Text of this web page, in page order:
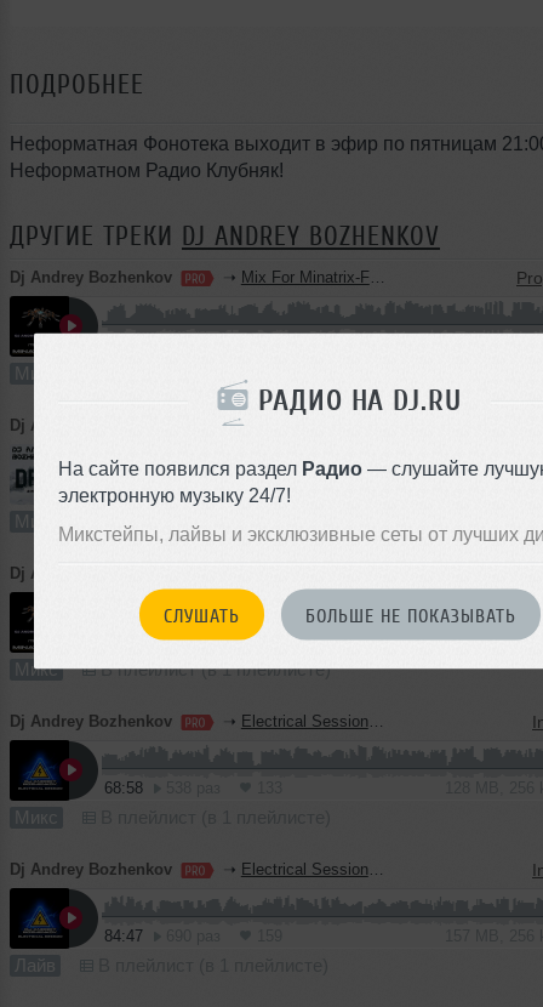
РАДИО НА DJ.RU
На сайте появился раздел Радио — слушайте
электронную музыку 24/7!
Микстейпы, лайвы и эксклюзивные сеты от лучших
СЛУШАТЬ БОЛЬШЕ НЕ ПОКАЗЫВАТЬ
ПОДРОБНЕЕ
Неформатная Фонотека выходит в эфир по пятницам
Неформатном Радио Клубняк!
ДРУГИЕ ТРЕКИ DJ ANDREY BOZHENKOV
Dj Andrey Bozhenkov ➝ Mix For Minatrix-Fm (Vol.07) 2026
Микс
Dj Andrey Bozhenkov ➝Deep Emotion (Episode 097)
54:30 1184 раза 291
Микс В плейлист (в 1 плейлисте)
Dj Andrey Bozhenkov
666 раз 137 MB, 256
Микс В плейлист (в 1 плейлисте)
Dj Andrey Bozhenkov ➝ Electrical Session #235
68:58
Микс
Dj Andrey Bozhenkov ➝ Electrical Session [Живьём] (31.03.2026)
84:47
Лайв